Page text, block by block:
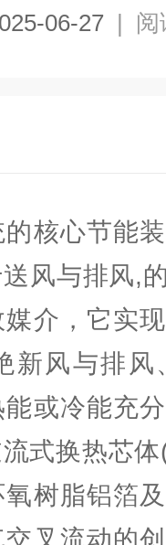
06-27 | 阅
核心节能
风与排风,
介，它实
新风与排
或冷能充
式换热芯
树脂铝箔
叉流动的